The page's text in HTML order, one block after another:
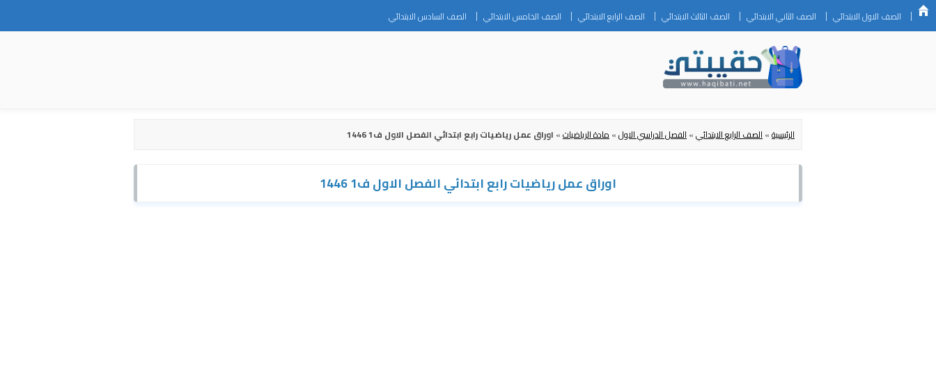
Skip
to
الصف الاول الابتدائي الصف الثاني الابتدائي الصف الثالث الابتدائي الصف الرابع الابتدائي الصف الخامس الابتدائي الصف السادس الابتدائي
الرئيسية»الصف الرابع الابتدائي»الفصل الدراسي الاول»مادة الرياضيات» اوراق عمل رياضيات رابع ابتدائي الفصل الاول ف1 1446
اوراق عمل رياضيات رابع ابتدائي الفصل الاول ف1 1446